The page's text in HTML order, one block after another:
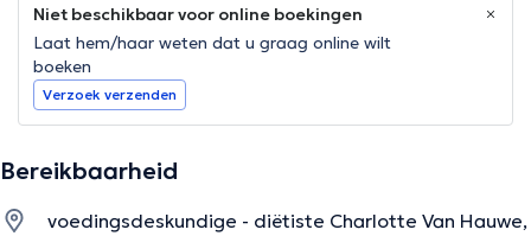
Niet beschikbaar voor online boekingen
Laat hem/haar weten dat u graag online wilt
boeken
Verzoek verzenden
Bereikbaarheid
voedingsdeskundige - diëtiste Charlotte Van Hauwe,